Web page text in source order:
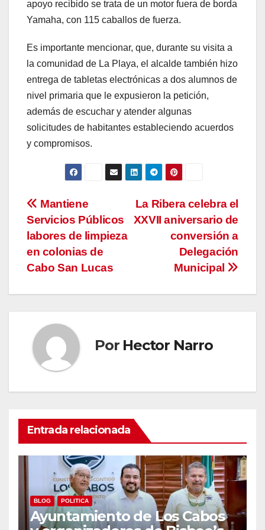
apoyo recibido se trata de un motor fuera de borda
Yamaha, con 115 caballos de fuerza.
Es importante mencionar, que, durante su visita a
la comunidad de La Playa, el alcalde también hizo
entrega de tabletas electrónicas a dos alumnos de
nivel primaria que le expusieron la petición,
además de escuchar y atender algunas
solicitudes de habitantes estableciendo acuerdos
y compromisos.
Navegación
de
entradas
La Ribera celebra el
XXVII aniversario de
conversión a
Delegación
Municipal
Mantiene
Servicios Públicos
labores de limpieza
en colonias de
Cabo San Lucas
Por Hector Narro
Entrada relacionada
BLOG POLITICA
Ayuntamiento de Los Cabos